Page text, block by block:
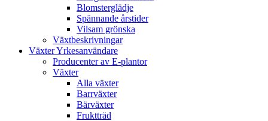
Blomsterglädje
Spännande årstider
Vilsam grönska
Växtbeskrivningar
Växter Yrkesanvändare
Producenter av E-plantor
Växter
Alla växter
Barrväxter
Bärväxter
Fruktträd